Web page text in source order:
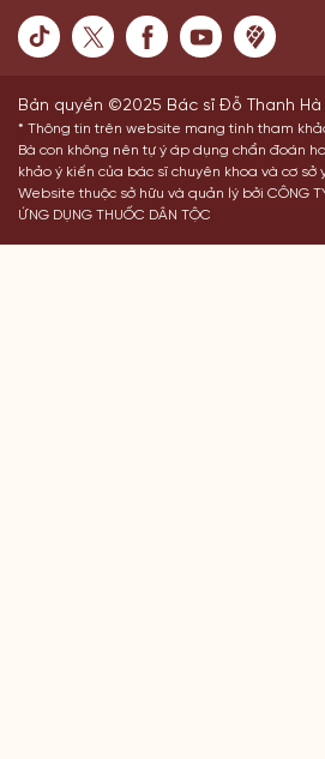
Bản quyền ©2025 Bác sĩ Đỗ Thanh Hà
* Thông tin trên website mang tính tham
Bà con không nên tự ý áp dụng chẩn đoán
khảo ý kiến của bác sĩ chuyên khoa và cơ sở
Website thuộc sở hữu và quản lý bởi CÔNG TY
ỨNG DỤNG THUỐC DÂN TỘC